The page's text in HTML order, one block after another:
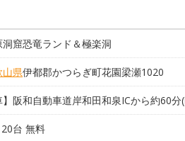
洞窟恐竜ランド＆極楽洞
山県伊都郡かつらぎ町花園梁瀬1020
】阪和自動車道岸和田和泉ICから約60
台 無料